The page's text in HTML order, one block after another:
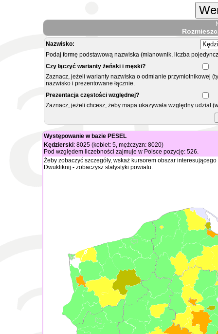
Nazwisko:
Podaj formę podstawową nazwiska (mianownik, liczba
Czy łączyć warianty żeński i męski?
Zaznacz, jeżeli warianty nazwiska o odmianie przymiotnikowej
nazwisko i prezentowane łącznie.
Prezentacja częstości względnej?
Zaznacz, jeżeli chcesz, żeby mapa ukazywała względny
Występowanie w bazie PESEL
Kędzierski: 8025 (kobiet: 5, mężczyzn: 8020)
Pod względem liczebności zajmuje w Polsce pozycję: 526.
Żeby zobaczyć szczegóły, wskaż kursorem obszar
Dwukliknij - zobaczysz statystyki powiatu.